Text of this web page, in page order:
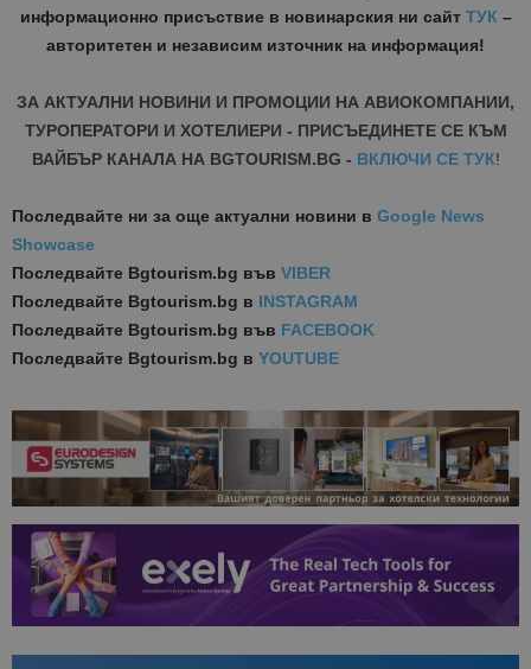
информационно присъствие в новинарския ни сайт ТУК–
авторитетен и независим източник на информация!
ЗА АКТУАЛНИ НОВИНИ И ПРОМОЦИИ НА АВИОКОМПАНИИ,
ТУРОПЕРАТОРИ И ХОТЕЛИЕРИ - ПРИСЪЕДИНЕТЕ СЕ КЪМ
ВАЙБЪР КАНАЛА НА BGTOURISM.BG - ВКЛЮЧИ СЕ ТУК!
Последвайте ни за още актуални новини в Google News
Showcase
Последвайте Bgtourism.bg във VIBER
Последвайте Bgtourism.bg в INSTAGRAM
Последвайте Bgtourism.bg във FACEBOOK
Последвайте Bgtourism.bg в YOUTUBE